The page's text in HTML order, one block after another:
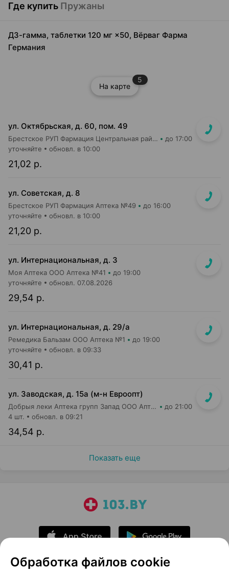
Где купить Пружаны
Д3-гамма, таблетки 120 мг ×50, Вёрваг Фарма
Германия
На карте
5
ул. Октябрьская, д. 60, пом. 49
Брестское РУП Фармация Центральная районная аптека №7 до 17:00
21,02 р.
уточняйте обновл. в 10:00
ул. Советская, д. 8
Брестское РУП Фармация Аптека №49 до 16:00
21,20 р.
уточняйте обновл. в 10:00
ул. Интернациональная, д. 3
Моя Аптека ООО Аптека №41 до 19:00
29,54 р.
уточняйте обновл. 07.08.2026
ул. Интернациональная, д. 29/а
Ремедика Бальзам ООО Аптека №1 до 19:00
30,41 р.
уточняйте обновл. в 09:33
ул. Заводская, д. 15а (м-н Евроопт)
Добрыя леки Аптека групп Запад ООО Аптека №21 до 21:00
34,54 р.
4 шт. обновл. в 09:21
Показать еще
Обработка файлов cookie